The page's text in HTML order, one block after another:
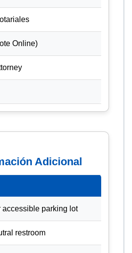
Online)
Adicional
accessible parking lot
restroom